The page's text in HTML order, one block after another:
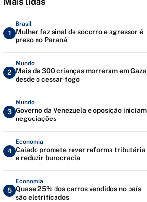
1
Brasil
Mulher faz sinal de socorro e agressor é
preso no Paraná
2
Mundo
Mais de 300 crianças morreram em Gaza
desde o cessar-fogo
3
Mundo
Governo da Venezuela e oposição iniciam
negociações
4
Economia
Caiado promete rever reforma tributária
e reduzir burocracia
5
Economia
Quase 25% dos carros vendidos no país
são eletrificados